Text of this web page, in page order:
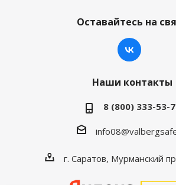
Оставайтесь на
Наши контакты
8 (800) 333-53-
г. Саратов, Мурманский